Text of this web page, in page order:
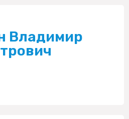
Владимир